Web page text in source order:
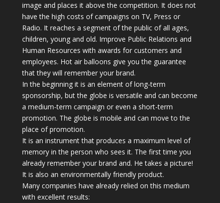
image and places it above the competition. It does not
have the high costs of campaigns on TV, Press or
Radio. It reaches a segment of the public of all ages,
children, young and old. Improve Public Relations and
Human Resources with awards for customers and
employees. Hot air balloons give you the guarantee
that they will remember your brand.
In the beginning it is an element of long-term
sponsorship, but the globe is versatile and can become
a medium-term campaign or even a short-term
promotion. The globe is mobile and can move to the
place of promotion.
It is an instrument that produces a maximum level of
memory in the person who sees it. The first time you
already remember your brand and. He takes a picture!
It is also an environmentally friendly product.
Many companies have already relied on this medium
with excellent results: